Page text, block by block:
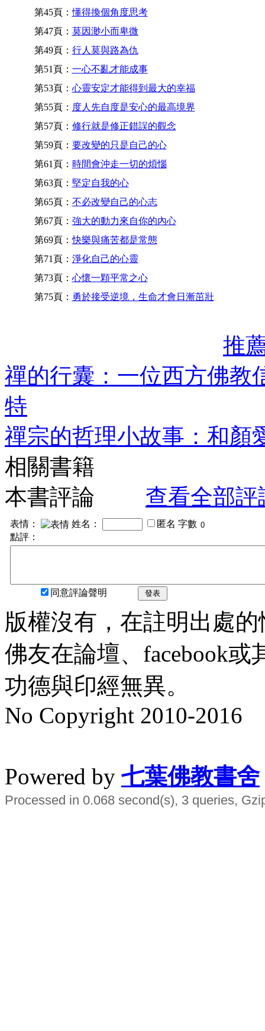
第45頁：懂得換個角度思考
第47頁： 莫因渺小而卑微
第49頁： 行人莫與路為仇
第51頁： 一心不亂才能成事
第53頁： 心靈安定才能得到最大的幸福
第55頁： 度人先自度是安心的最高境界
第57頁： 修行就是修正錯誤的觀念
第59頁： 要改變的只是自己的心
第61頁： 時間會沖走一切的煩惱
第63頁： 堅定自我的心
第65頁： 不必改變自己的心志
第67頁： 強大的動力來自你的內心
第69頁：快樂與痛苦都是常態
第71頁： 淨化自己的心靈
第73頁： 心懷一顆平常之心
第75頁： 勇於接受逆境，生命才會日漸茁壯
推
禪的行囊：一位西方佛
特
禪宗的哲理小故事：和
相關書籍
本書評論
查看全部評
表情： 姓名： 匿名 字數
點評：
同意評論聲明 發表
版權沒有，在註明出處
佛友在論壇、facebook
功德與印經無異。
No Copyright 2010-2016
Powered by 七葉佛教書舍
Processed in 0.068 second(s), 3 queries,